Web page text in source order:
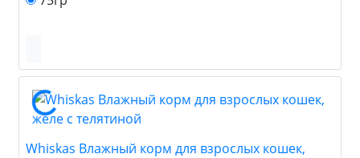
Whiskas Влажный корм для взрослых кошек,